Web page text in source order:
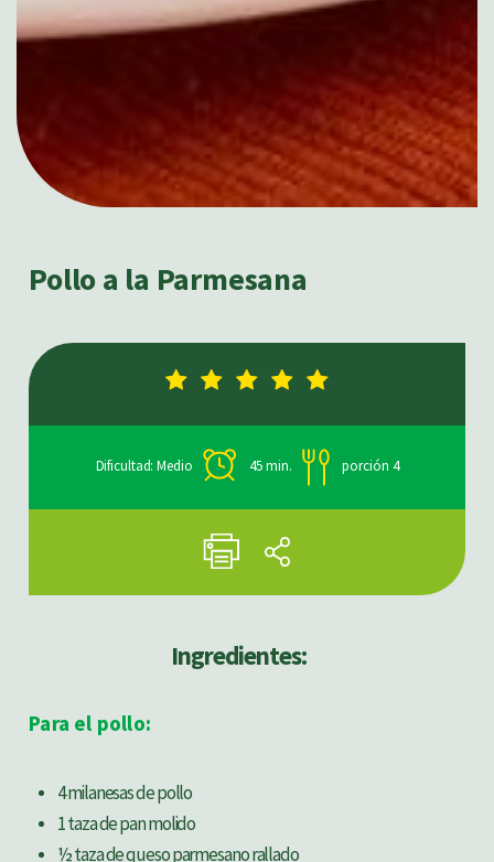
Pollo a la Parmesana
Dificultad: Medio 45 min. porción 4
Ingredientes:
Para el pollo:
4 milanesas de pollo
1 taza de pan molido
½ taza de queso parmesano rallado